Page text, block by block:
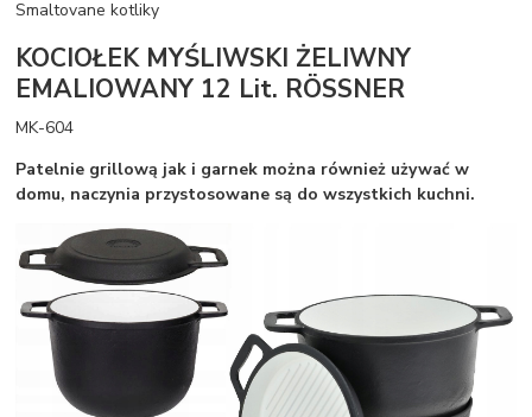
Smaltovane kotliky
KOCIOŁEK MYŚLIWSKI ŻELIWNY
EMALIOWANY 12 Lit. RÖSSNER
MK-604
Patelnie grillową jak i garnek można również używać w
domu, naczynia przystosowane są do wszystkich kuchni.